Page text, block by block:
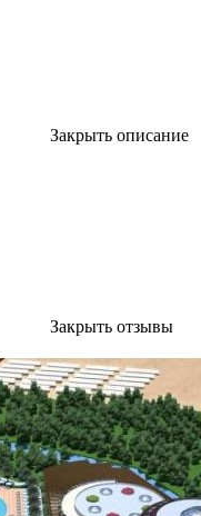
Закрыть описание
Закрыть отзывы